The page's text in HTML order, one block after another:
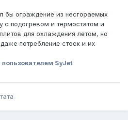
бы ограждение из несгораемых
с подогревом и термостатом и
для охлаждения летом, но
потребление стоек и их
пользователем SyJet